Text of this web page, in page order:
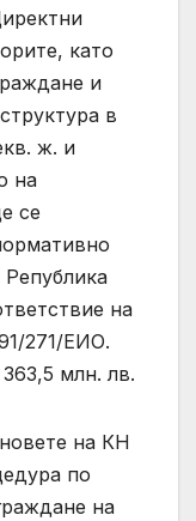
като
и
в
ж. и
на
се
на
271/ЕИО.
млн. лв.
на КН
по
на